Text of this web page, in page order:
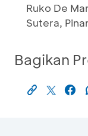
Ruko De
Sutera,
Bagikan